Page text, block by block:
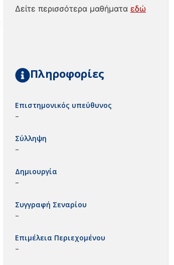
Δείτε περισσότερα μαθήματα εδώ
Πληροφορίες
Επιστημονικός υπεύθυνος
–
Σύλληψη
–
Δημιουργία
–
Συγγραφή Σεναρίου
–
Επιμέλεια Περιεχομένου
–